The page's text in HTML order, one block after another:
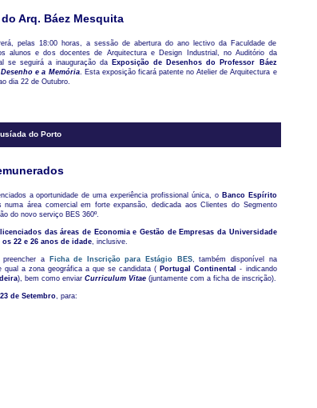
Arq. Báez Mesquita
pelas 18:00 horas, a sessão de abertura do ano lectivo da Faculdade de
alunos e dos docentes de Arquitectura e Design Industrial, no Auditório da
se seguirá a inauguração da
Exposição de Desenhos do Professor Báez
e a Memória. Esta exposição ficará patente no Atelier de Arquitectura e
dia 22 de Outubro.
do Porto
a oportunidade de uma experiência profissional única, o Banco Espírito
numa área comercial em forte expansão, dedicada aos Clientes do Segmento
do novo serviço BES 360º.
das áreas de Economia e Gestão de Empresas da Universidade
22 e 26 anos de idade, inclusive.
preencher a Ficha de Inscrição para Estágio BES, também disponível na
qual a zona geográfica a que se candidata (
Portugal Continental- indicando
), bem como enviar Curriculum Vitae (juntamente com a ficha de inscrição).
23 de Setembro, para: